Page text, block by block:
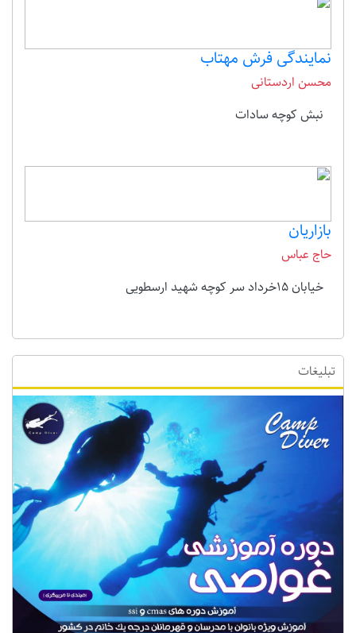
نمایندگی فرش مهتاب
محسن اردستانی
نبش کوچه سادات
بازاریان
حاج عباس
خیابان 15خرداد سر کوچه شهید ارسطویی
تبلیغات